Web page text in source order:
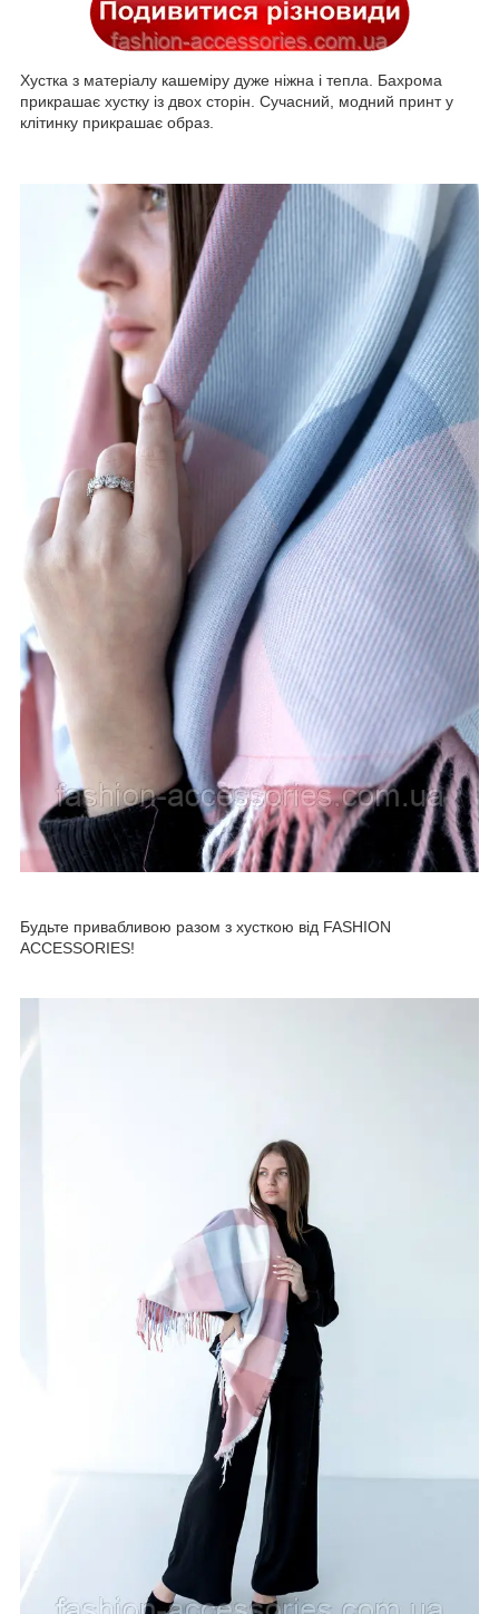
Хустка з матеріалу кашеміру дуже ніжна і тепла. Бахрома
прикрашає хустку із двох сторін. Сучасний, модний принт у
клітинку прикрашає образ.
Будьте привабливою разом з хусткою від FASHION
ACCESSORIES!